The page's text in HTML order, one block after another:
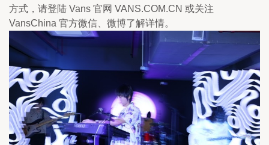
方式，请登陆 Vans 官网 VANS.COM.CN 或关注
VansChina 官方微信、微博了解详情。